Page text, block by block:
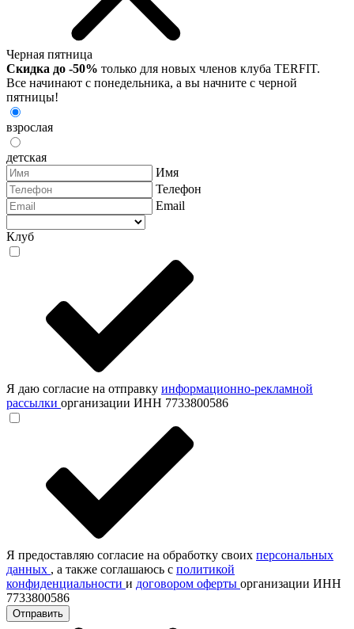
Черная пятница
Скидка до -50% только для новых членов клуба TERFIT.
Все начинают с понедельника, а вы начните с черной
пятницы!
взрослая
детская
Имя
Телефон
Email
Клуб
Я даю согласие на отправку информационно-рекламной
рассылки организации ИНН 7733800586
Я предоставляю согласие на обработку своих персональных
данных , а также соглашаюсь с политикой
конфиденциальности и договором оферты организации ИНН
7733800586
Отправить